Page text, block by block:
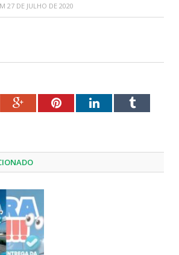
27 DE JULHO DE 2020
Google+PinterestLinkedInTumblr